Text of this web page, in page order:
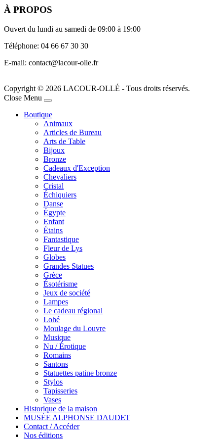
À PROPOS
Ouvert du lundi au samedi de 09:00 à 19:00
Téléphone: 04 66 67 30 30
E-mail: contact@lacour-olle.fr
Copyright © 2026 LACOUR-OLLÉ - Tous droits réservés.
Joomla! 3 Templates
Close Menu
Boutique
Animaux
Articles de Bureau
Arts de Table
Bijoux
Bronze
Cadeaux d'Exception
Chevaliers
Cristal
Échiquiers
Danse
Égypte
Enfant
Étains
Fantastique
Fleur de Lys
Globes
Grandes Statues
Grèce
Ésotérisme
Jeux de société
Lampes
Le cadeau régional
Lohé
Moulage du Louvre
Musique
Nu / Érotique
Romains
Santons
Statuettes patine bronze
Stylos
Tapisseries
Vases
Historique de la maison
MUSÉE ALPHONSE DAUDET
Contact / Accéder
Nos éditions